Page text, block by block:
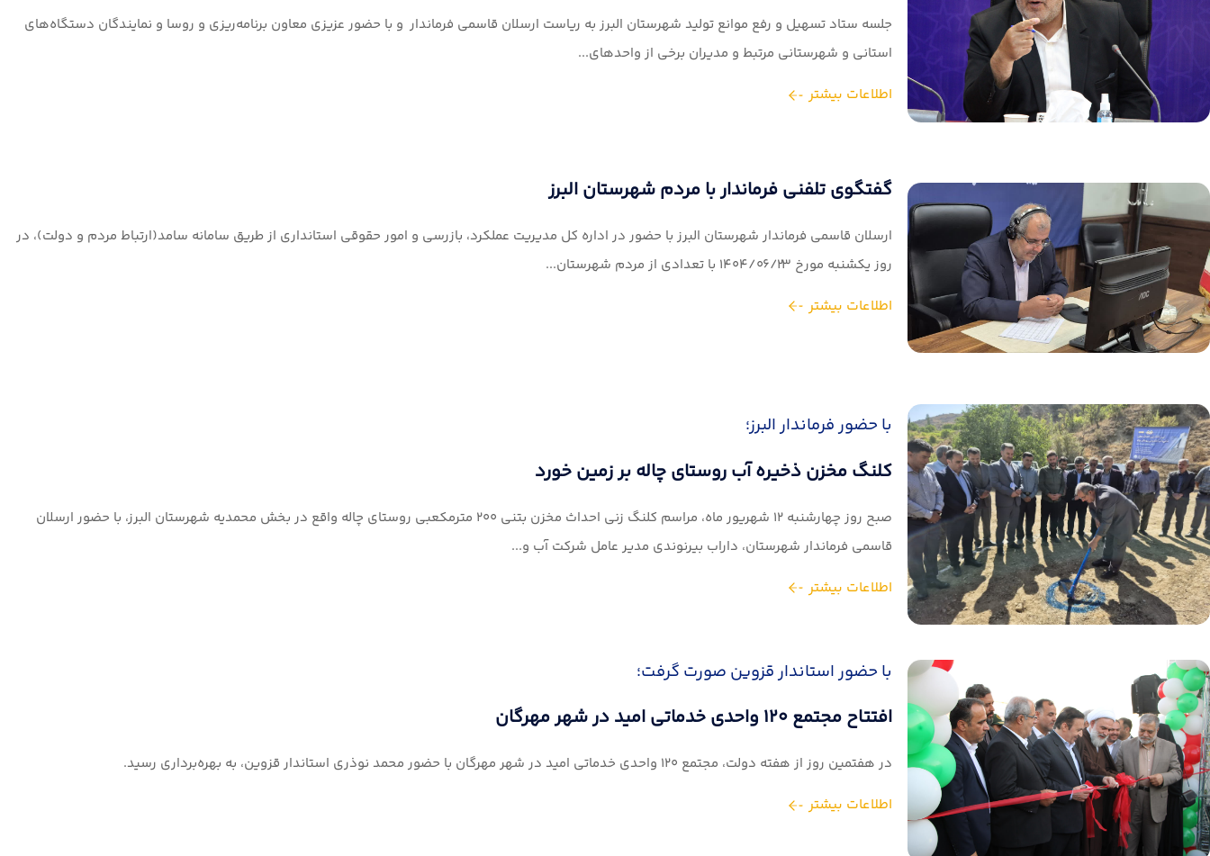
جلسه ستاد تسهیل و رفع موانع تولید شهرستان البرز به ریاست ارسلان قاسمی فرماندار و با حضور عزیزی معاون برنامه‌ریزی و روسا و نمایندگان دستگاه‌های
استانی و شهرستانی مرتبط و مدیران برخی از واحدهای...
اطلاعات بیشتر
گفتگوی تلفنی فرماندار با مردم شهرستان البرز
ارسلان قاسمی فرماندار شهرستان البرز با حضور در اداره کل مدیریت عملکرد، بازرسی و امور حقوقی استانداری از طریق سامانه سامد(ارتباط مردم و دولت)، در
روز یکشنبه مورخ ۱۴۰۴/۰۶/۲۳ با تعدادی از مردم شهرستان...
اطلاعات بیشتر
با حضور فرماندار البرز؛
کلنگ مخزن ذخیره آب روستای چاله بر زمین خورد
صبح روز چهارشنبه ۱۲ شهریور ماه، مراسم کلنگ زنی احداث مخزن بتنی ۲۰۰ مترمکعبی روستای چاله واقع در بخش محمدیه شهرستان البرز، با حضور ارسلان
قاسمی فرماندار شهرستان، داراب بیرنوندی مدیر عامل شرکت آب و...
اطلاعات بیشتر
با حضور استاندار قزوین صورت گرفت؛
افتتاح مجتمع ۱۲۰ واحدی خدماتی امید در شهر مهرگان
در هفتمین روز از هفته دولت، مجتمع ۱۲۰ واحدی خدماتی امید در شهر مهرگان با حضور محمد نوذری استاندار قزوین، به بهره‌برداری رسید.
اطلاعات بیشتر